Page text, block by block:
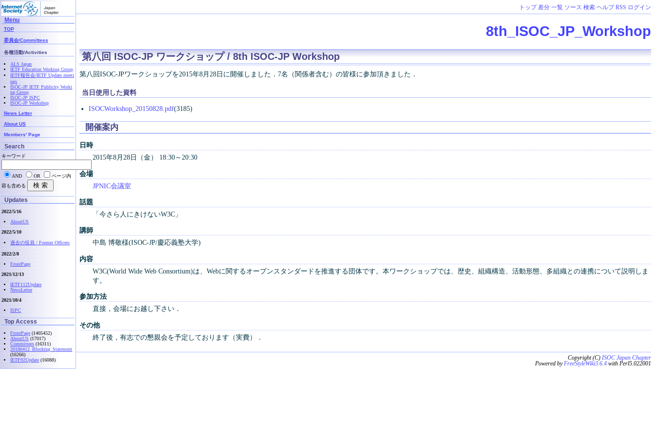
トップ 差分 一覧 ソース 検索 ヘルプ RSS ログイン
8th_ISOC_JP_Workshop
第八回 ISOC-JP ワークショップ / 8th ISOC-JP Workshop
第八回ISOC-JPワークショップを2015年8月28日に開催しました．7名（関係者含む）の皆様に参加頂きました．
当日使用した資料
ISOCWorkshop_20150828.pdf(3185)
開催案内
日時
2015年8月28日（金） 18:30～20:30
会場
JPNIC会議室
話題
「今さら人にきけないW3C」
講師
中島 博敬様(ISOC-JP/慶応義塾大学)
内容
W3C(World Wide Web Consortium)は、Webに関するオープンスタンダードを推進する団体です。本ワークショップでは、歴史、組織構造、活動形態、多組織との連携について説明しま
す。
参加方法
直接，会場にお越し下さい．
その他
終了後，有志での懇親会を予定しております（実費）．
Menu
TOP
委員会/Committees
各種活動/Activities
ALS Japan
IETF Education Working Group
IETF報告会/IETF Update meeti
ngs
ISOC-JP IETF Publicity Worki
ng Group
ISOC-JP ISPC
ISOC-JP Workshop
News Letter
About US
Members' Page
Search
キーワード
AND OR
ページ内
容も含める
Updates
2022/5/16
AboutUS
2022/5/10
過去の役員 / Former Officers
2022/2/8
FrontPage
2021/12/13
IETF112Update
NewsLetter
2021/10/4
ISPC
Top Access
FrontPage (1405452)
AboutUS (17017)
Committees (16311)
20180412_Blocking_Statement
(16266)
IETF92Update (16088) Copyright (C) ISOC Japan Chapter
Powered by FreeStyleWiki3.6.4 with Perl5.022001